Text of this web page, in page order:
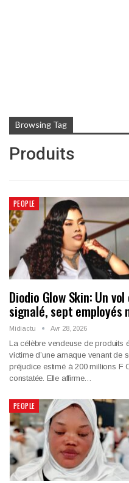
Browsing Tag
Produits
PEOPLE
Diodio Glow Skin: Un
signalé, sept employés
Midiactu Avr 28, 2026
La célèbre vendeuse de produits
victime d’une arnaque venant de
préjudice estimé à 200 millions F
constatée. Elle affirme…
PEOPLE